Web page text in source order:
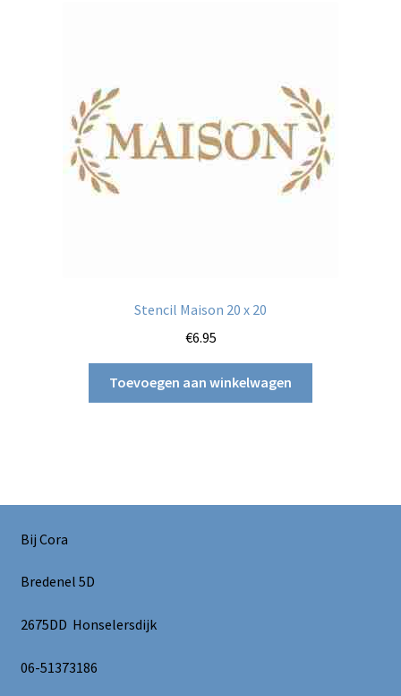
Stencil Maison 20 x 20
€6.95
Toevoegen aan winkelwagen
Bij Cora
Bredenel 5D
2675DD Honselersdijk
06-51373186